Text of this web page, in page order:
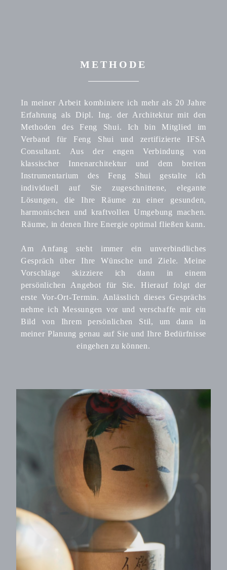
METHODE
In meiner Arbeit kombiniere ich mehr als 20 Jahre
Erfahrung als Dipl. Ing. der Architektur mit den
Methoden des Feng Shui. Ich bin Mitglied im
Verband für Feng Shui und zertifizierte IFSA
Consultant. Aus der engen Verbindung von
klassischer Innenarchitektur und dem breiten
Instrumentarium des Feng Shui gestalte ich
individuell auf Sie zugeschnittene, elegante
Lösungen, die Ihre Räume zu einer gesunden,
harmonischen und kraftvollen Umgebung machen.
Räume, in denen Ihre Energie optimal fließen kann.
Am Anfang steht immer ein unverbindliches
Gespräch über Ihre Wünsche und Ziele. Meine
Vorschläge skizziere ich dann in einem
persönlichen Angebot für Sie. Hierauf folgt der
erste Vor-Ort-Termin. Anlässlich dieses Gesprächs
nehme ich Messungen vor und verschaffe mir ein
Bild von Ihrem persönlichen Stil, um dann in
meiner Planung genau auf Sie und Ihre Bedürfnisse
eingehen zu können.